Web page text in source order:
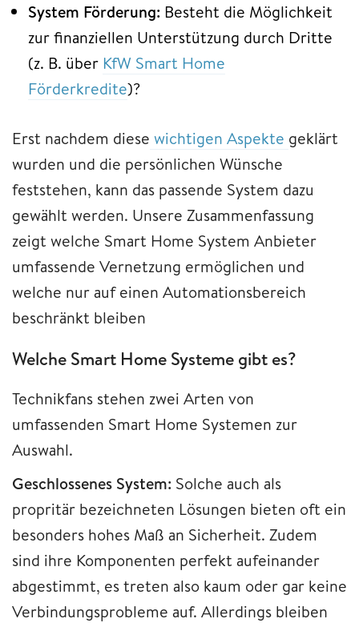
System Förderung: Besteht die Möglichkeit
zur finanziellen Unterstützung durch Dritte
(z. B. über KfW Smart Home
Förderkredite)?
Erst nachdem diese wichtigen Aspekte geklärt
wurden und die persönlichen Wünsche
feststehen, kann das passende System dazu
gewählt werden. Unsere Zusammenfassung
zeigt welche Smart Home System Anbieter
umfassende Vernetzung ermöglichen und
welche nur auf einen Automationsbereich
beschränkt bleiben
Welche Smart Home Systeme gibt es?
Technikfans stehen zwei Arten von
umfassenden Smart Home Systemen zur
Auswahl.
Geschlossenes System: Solche auch als
propritär bezeichneten Lösungen bieten oft ein
besonders hohes Maß an Sicherheit. Zudem
sind ihre Komponenten perfekt aufeinander
abgestimmt, es treten also kaum oder gar keine
Verbindungsprobleme auf. Allerdings bleiben